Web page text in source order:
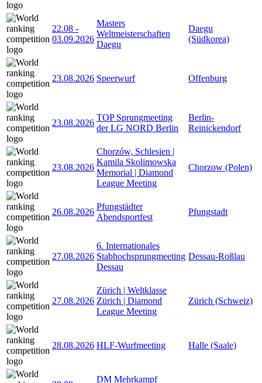
22.08 -
03.09.2026
Masters
Weltmeisterschaften
Daegu
Daegu
(Südkorea)
23.08.2026 Speerwurf Offenburg
23.08.2026
TOP Sprungmeeting
der LG NORD Berlin
Berlin-
Reinickendorf
23.08.2026
Chorzów, Schlesien |
Kamila Skolimowska
Memorial | Diamond
League Meeting
Chorzow (Polen)
26.08.2026
Pfungstädter
Abendsportfest
Pfungstadt
27.08.2026
6. Internationales
Stabhochsprungmeeting
Dessau
Dessau-Roßlau
27.08.2026
Zürich | Weltklasse
Zürich | Diamond
League Meeting
Zürich (Schweiz)
28.08.2026 HLF-Wurfmeeting Halle (Saale)
DM Mehrkampf